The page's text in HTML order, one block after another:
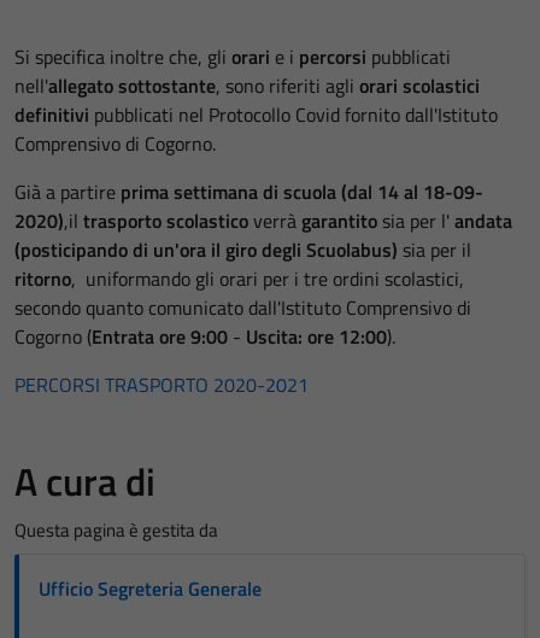
Si specifica inoltre che, gli orari e i percorsi pubblicati
nell'allegato sottostante, sono riferiti agli orari scolastici
definitivi pubblicati nel Protocollo Covid fornito dall'Istituto
Comprensivo di Cogorno.
Già a partire prima settimana di scuola (dal 14 al 18-09-
2020),il trasporto scolasticoverrà garantito sia per l'andata
(posticipando di un'ora il giro degli Scuolabus) sia per il
ritorno, uniformando gli orari per i tre ordini scolastici,
secondo quanto comunicato dall'Istituto Comprensivo di
Cogorno (Entrata ore 9:00 - Uscita: ore 12:00).
PERCORSI TRASPORTO 2020-2021
A cura di
Questa pagina è gestita da
Ufficio Segreteria Generale